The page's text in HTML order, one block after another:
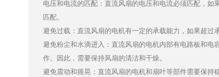
电压和电流的匹配：直流风扇的电压和电流必须匹配，
匹配。
避免过载：直流风扇的电机有一定的承载能力，如果超过承
避免粉尘和水滴进入：直流风扇的电机内部有电路板和电
作。因此，需要保持风扇的清洁和干燥。
避免震动和摇晃：直流风扇的电机和扇叶等部件需要保持